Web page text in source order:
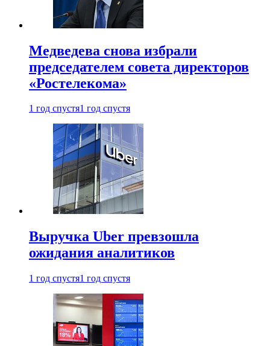
Медведева снова избрали
председателем совета директоров
«Ростелекома»
1 год спустя1 год спустя
Выручка Uber превзошла
ожидания аналитиков
1 год спустя1 год спустя